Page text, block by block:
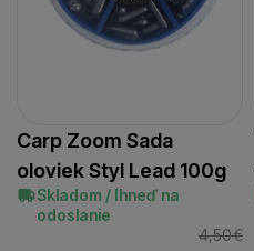
Carp Zoom Sada
oloviek Styl Lead 100g
Skladom / Ihneď na
odoslanie
4,50€